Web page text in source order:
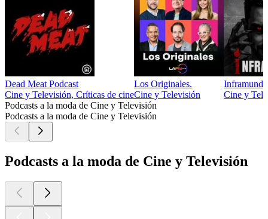
Dead Meat Podcast
Cine y Televisión, Críticas de cine
Los Originales.
Cine y Televisión
Cine y
Podcasts a la moda de Cine y Televisión
Podcasts a la moda de Cine y Televisión
Podcasts a la moda de Cine y Televisión